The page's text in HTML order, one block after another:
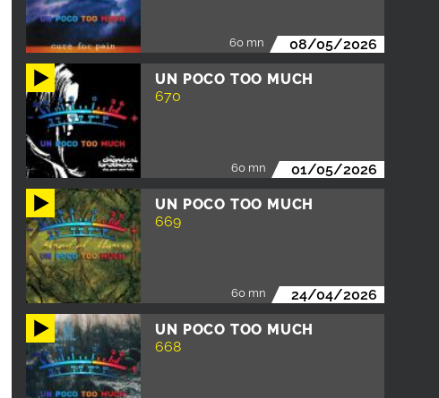
60 mn 08/05/2026
UN POCO TOO MUCH
670
60 mn 01/05/2026
UN POCO TOO MUCH
669
60 mn 24/04/2026
UN POCO TOO MUCH
668